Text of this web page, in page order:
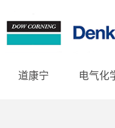
道康宁 电气化